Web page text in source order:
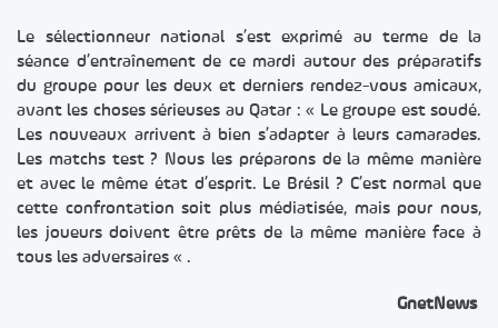
Le sélectionneur national s’est exprimé au terme de la
séance d’entraînement de ce mardi autour des préparatifs
du groupe pour les deux et derniers rendez-vous amicaux,
avant les choses sérieuses au Qatar : « Le groupe est soudé.
Les nouveaux arrivent à bien s’adapter à leurs camarades.
Les matchs test ? Nous les préparons de la même manière
et avec le même état d’esprit. Le Brésil ? C’est normal que
cette confrontation soit plus médiatisée, mais pour nous,
les joueurs doivent être prêts de la même manière face à
tous les adversaires « .
GnetNews